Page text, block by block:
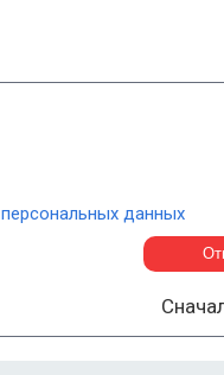
персональных данных